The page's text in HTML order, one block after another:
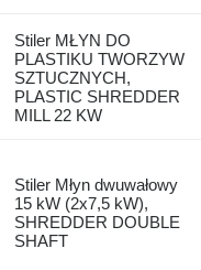
Stiler MŁYN DO
PLASTIKU TWORZYW
SZTUCZNYCH,
PLASTIC SHREDDER
MILL 22 KW
Stiler Młyn dwuwałowy
15 kW (2x7,5 kW),
SHREDDER DOUBLE
SHAFT